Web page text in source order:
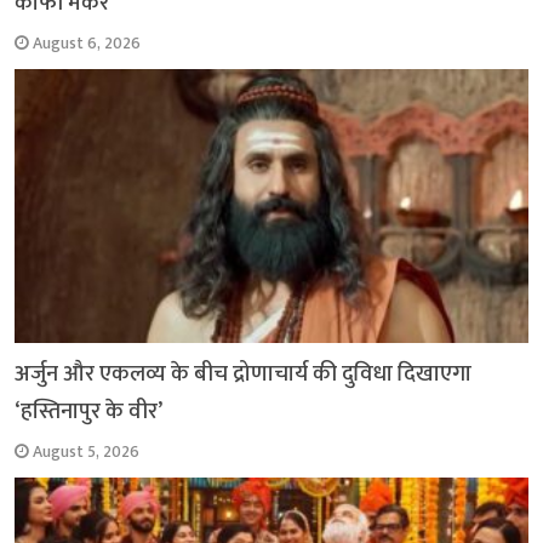
August 6, 2026
अर्जुन और एकलव्य के बीच द्रोणाचार्य की दुविधा दिखाएगा
‘हस्तिनापुर के वीर’
August 5, 2026